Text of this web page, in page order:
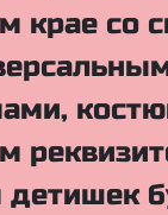
крае со
детишек